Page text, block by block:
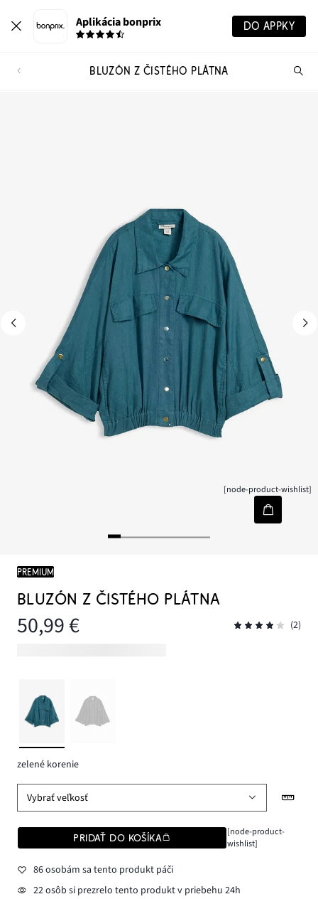
Aplikácia bonprix DO APPKY
BLUZÓN Z ČISTÉHO PLÁTNA
[node-product-wishlist]
PREMIUM
BLUZÓN Z ČISTÉHO PLÁTNA
50,99 € (2)
zelené korenie
Vybrať veľkosť
PRIDAŤ DO KOŠÍKA
[node-product-
wishlist]
86 osobám sa tento produkt páči
22 osôb si prezrelo tento produkt v priebehu 24h